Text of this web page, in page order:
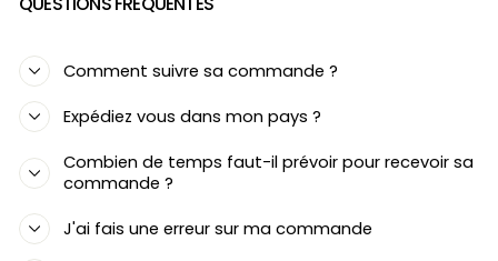
Comment suivre sa commande ?
Expédiez vous dans mon pays ?
Combien de temps faut-il prévoir pour recevoir sa
commande ?
J'ai fais une erreur sur ma commande